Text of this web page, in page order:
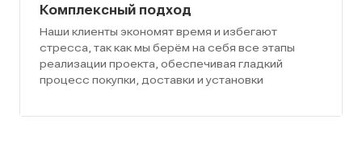
Комплексный подход
Наши клиенты экономят время и избегают
стресса, так как мы берём на себя все этапы
реализации проекта, обеспечивая гладкий
процесс покупки, доставки и установки